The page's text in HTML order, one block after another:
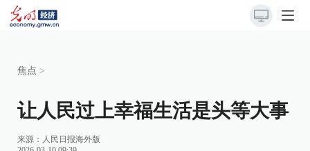
焦点 >
让人民过上幸福生活是头等大事
来源： 人民日报海外版